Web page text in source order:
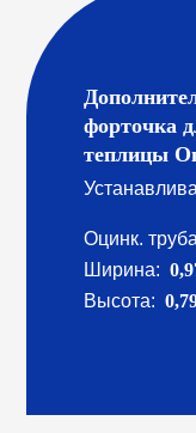
форточка
теплицы
Оцинк.
Ширина:
Высота: